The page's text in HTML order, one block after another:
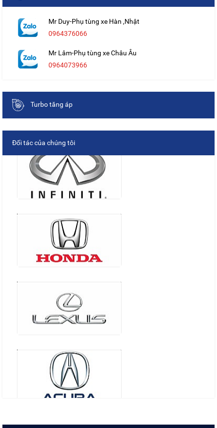
Mr Duy-Phụ tùng xe Hàn ,Nhật
0964376066
Mr Lâm-Phụ tùng xe Châu Âu
0964073966
Turbo tăng áp
Đối tác của chúng tôi